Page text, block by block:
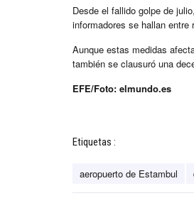
Desde el fallido golpe de
informadores se hallan
Aunque estas medidas
también se clausuró una
EFE/Foto: elmundo.es
Etiquetas :
aeropuerto de Estambul